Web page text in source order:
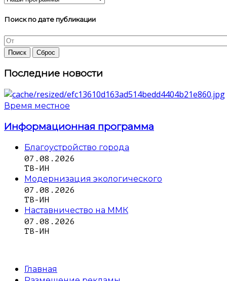
Поиск по дате публикации
Последние новости
Время местное
Информационная программа
Благоустройство города
07.08.2026
ТВ-ИН
Модернизация экологического
07.08.2026
ТВ-ИН
Наставничество на ММК
07.08.2026
ТВ-ИН
Главная